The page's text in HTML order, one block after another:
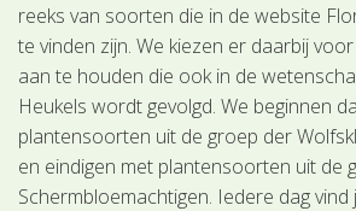
reeks van soorten die in de website
te vinden zijn. We kiezen er daarbij
aan te houden die ook in de
Heukels wordt gevolgd. We beginnen
plantensoorten uit de groep der
en eindigen met plantensoorten uit de
Schermbloemachtigen. Iedere dag vind